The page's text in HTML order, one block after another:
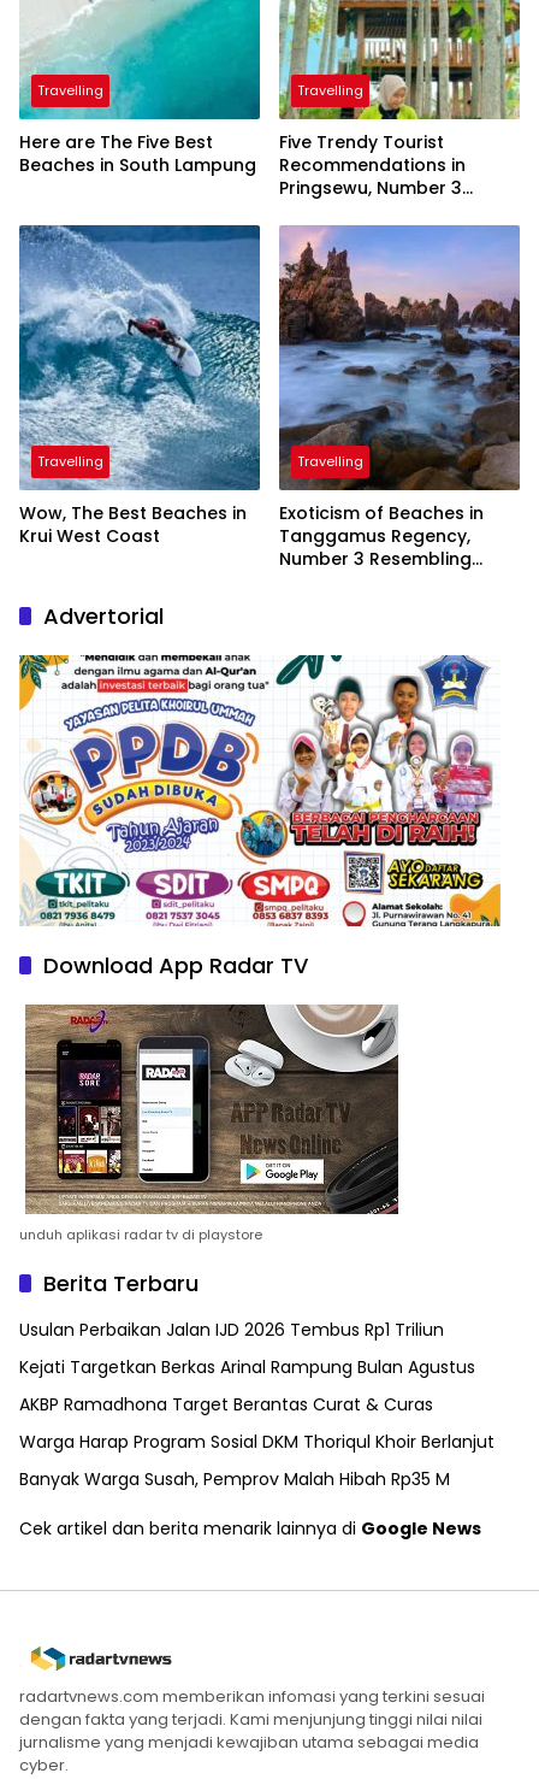
Travelling
Here are The Five Best
Beaches in South Lampung
Travelling
Five Trendy Tourist
Recommendations in
Pringsewu, Number 3
President
Travelling
Wow, The Best Beaches in
Krui West Coast
Travelling
Exoticism of Beaches in
Tanggamus Regency,
Number 3 Resembling
Advertorial
Download App Radar TV
unduh aplikasi radar tv di playstore
Berita Terbaru
Usulan Perbaikan Jalan IJD 2026 Tembus Rp1 Triliun
Kejati Targetkan Berkas Arinal Rampung Bulan Agustus
AKBP Ramadhona Target Berantas Curat & Curas
Warga Harap Program Sosial DKM Thoriqul Khoir Berlanjut
Banyak Warga Susah, Pemprov Malah Hibah Rp35 M
Cek artikel dan berita menarik lainnya di Google News
radartvnews.com memberikan infomasi yang terkini sesuai
dengan fakta yang terjadi. Kami menjunjung tinggi nilai nilai
jurnalisme yang menjadi kewajiban utama sebagai media
cyber.